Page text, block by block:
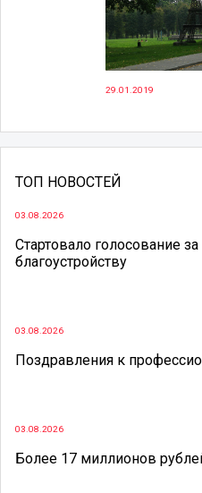
29.01.2019
ТОП НОВОСТЕЙ
03.08.2026
Стартовало голосование
благоустройству
03.08.2026
Поздравления к
03.08.2026
Более 17 миллионов